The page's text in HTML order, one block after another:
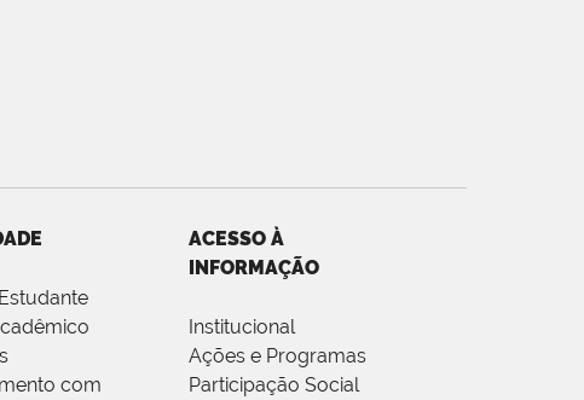
com
ACESSO À
INFORMAÇÃO
Institucional
Ações e Programas
Participação Social